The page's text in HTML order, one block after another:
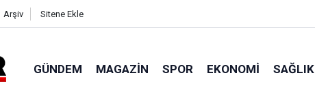
Arşiv Sitene Ekle
GÜNDEM MAGAZIN SPOR EKONOMI SAĞLIK